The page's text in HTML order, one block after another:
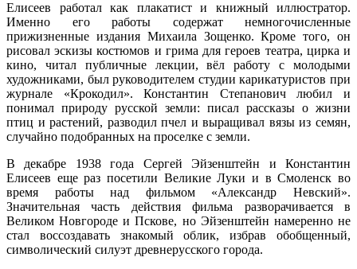
Елисеев работал как плакатист и книжный иллюстратор.
Именно его работы содержат немногочисленные
прижизненные издания Михаила Зощенко. Кроме того, он
рисовал эскизы костюмов и грима для героев театра, цирка и
кино, читал публичные лекции, вёл работу с молодыми
художниками, был руководителем студии карикатуристов при
журнале «Крокодил». Константин Степанович любил и
понимал природу русской земли: писал рассказы о жизни
птиц и растений, разводил пчел и выращивал вязы из семян,
случайно подобранных на проселке с земли.
В декабре 1938 года Сергей Эйзенштейн и Константин
Елисеев еще раз посетили Великие Луки и в Смоленск во
время работы над фильмом «Александр Невский».
Значительная часть действия фильма разворачивается в
Великом Новгороде и Пскове, но Эйзенштейн намеренно не
стал воссоздавать знакомый облик, избрав обобщенный,
символический силуэт древнерусского города.